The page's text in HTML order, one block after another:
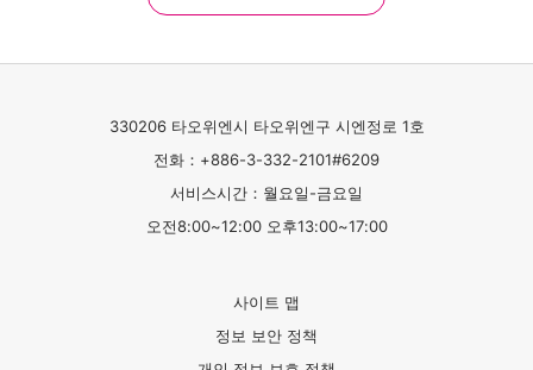
330206 타오위엔시 타오위엔구 시엔정로 1호
전화：+886-3-332-2101#6209
서비스시간：월요일-금요일
오전8:00~12:00 오후13:00~17:00
사이트 맵
정보 보안 정책